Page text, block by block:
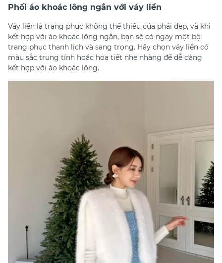
Phối áo khoác lông ngắn với váy liền
Váy liền là trang phục không thể thiếu của phái đẹp, và khi
kết hợp với áo khoác lông ngắn, bạn sẽ có ngay một bộ
trang phục thanh lịch và sang trọng. Hãy chọn váy liền có
màu sắc trung tính hoặc hoạ tiết nhẹ nhàng để dễ dàng
kết hợp với áo khoác lông.